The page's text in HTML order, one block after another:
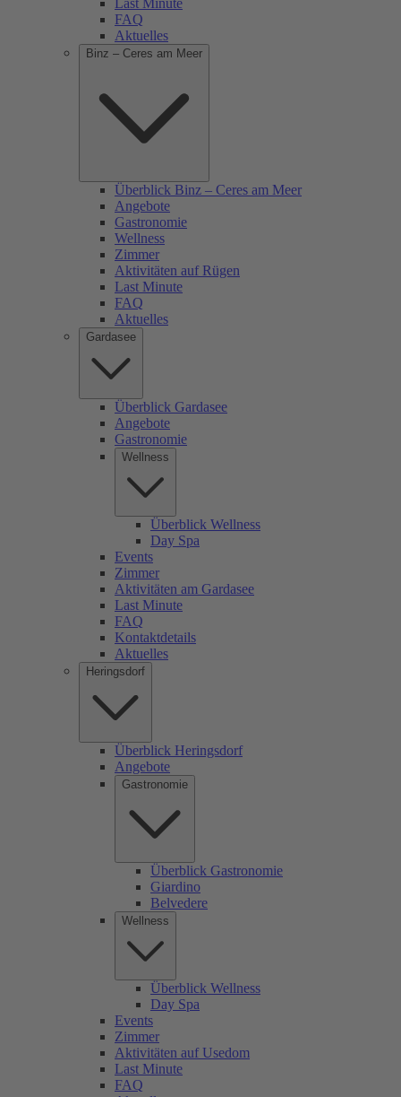
Last Minute
FAQ
Aktuelles
Binz – Ceres am Meer
Überblick Binz – Ceres am Meer
Angebote
Gastronomie
Wellness
Zimmer
Aktivitäten auf Rügen
Last Minute
FAQ
Aktuelles
Gardasee
Überblick Gardasee
Angebote
Gastronomie
Wellness
Überblick Wellness
Day Spa
Events
Zimmer
Aktivitäten am Gardasee
Last Minute
FAQ
Kontaktdetails
Aktuelles
Heringsdorf
Überblick Heringsdorf
Angebote
Gastronomie
Überblick Gastronomie
Giardino
Belvedere
Wellness
Überblick Wellness
Day Spa
Events
Zimmer
Aktivitäten auf Usedom
Last Minute
FAQ